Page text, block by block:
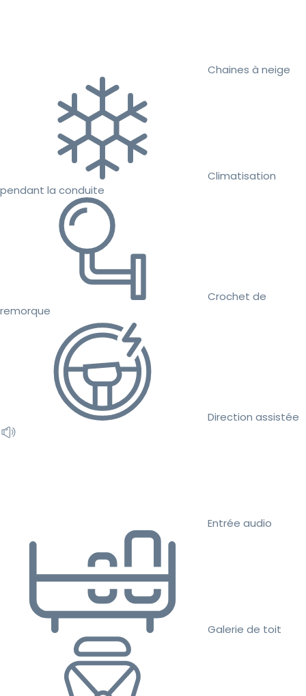
Chaines à neige
Climatisation
pendant la conduite
Crochet de
remorque
Direction assistée
Entrée audio
Galerie de toit